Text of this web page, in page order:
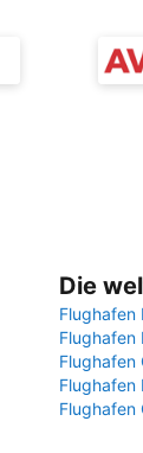
Die
Flughafen
Flughafen
Flughafen
Flughafen
Flughafen